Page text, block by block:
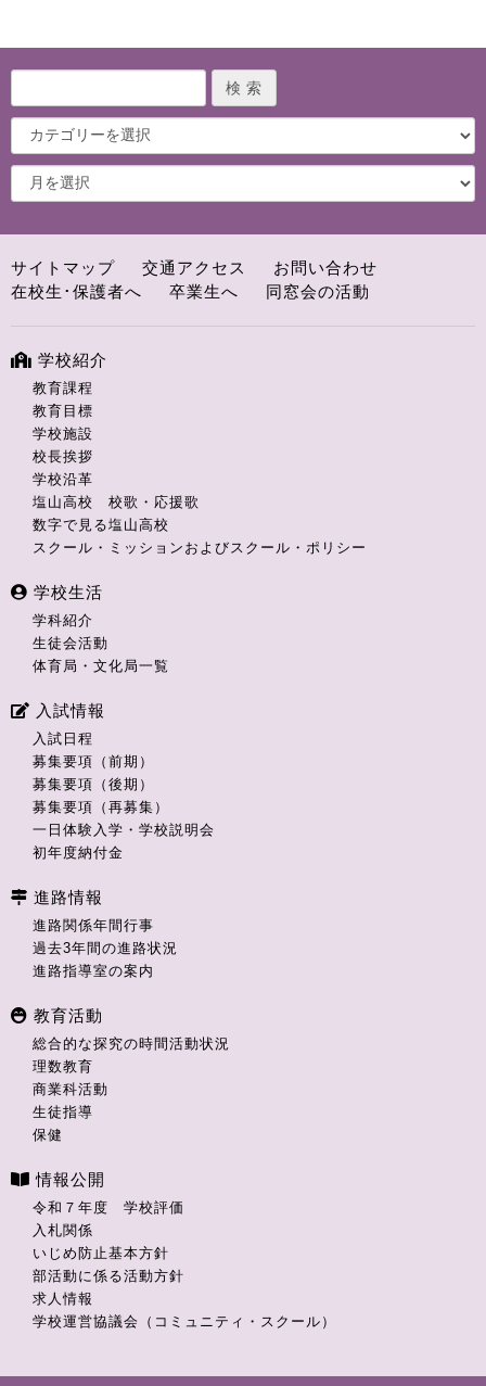
サイトマップ 交通アクセス
お問い合わせ
在校生･保護者へ
卒業生へ 同窓会の活動
学校紹介
教育課程
教育目標
学校施設
校長挨拶
学校沿革
塩山高校 校歌・応援歌
数字で見る塩山高校
スクール・ミッションおよびスクール・ポリシー
学校生活
学科紹介
生徒会活動
体育局・文化局一覧
入試情報
入試日程
募集要項（前期）
募集要項（後期）
募集要項（再募集）
一日体験入学・学校説明会
初年度納付金
進路情報
進路関係年間行事
過去3年間の進路状況
進路指導室の案内
教育活動
総合的な探究の時間活動状況
理数教育
商業科活動
生徒指導
保健
情報公開
令和７年度 学校評価
入札関係
いじめ防止基本方針
部活動に係る活動方針
求人情報
学校運営協議会（コミュニティ・スクール）